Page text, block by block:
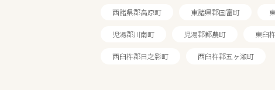
西諸県郡高原町 東諸県郡国富町
児湯郡川南町 児湯郡都農町 東臼
西臼杵郡日之影町 西臼杵郡五ヶ瀬町